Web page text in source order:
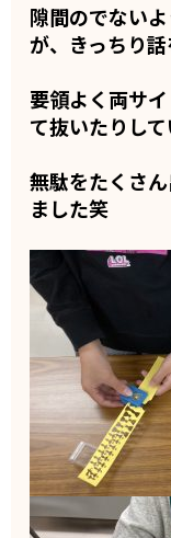
隙間のでない
が、きっちり話
要領よく両サ
て抜いたりして
無駄をたくさ
ました笑